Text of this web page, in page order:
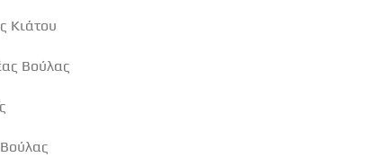
Κιάτου
Βούλας